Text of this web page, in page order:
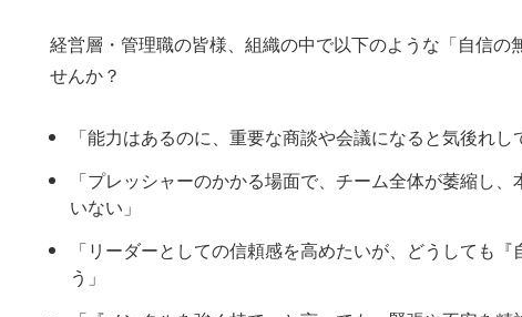
経営層・管理職の皆様、組織の中で以下のような「自信の
せんか？
「能力はあるのに、重要な商談や会議になると気後れし
「プレッシャーのかかる場面で、チーム全体が萎縮し
いない」
「リーダーとしての信頼感を高めたいが、どうしても
う」